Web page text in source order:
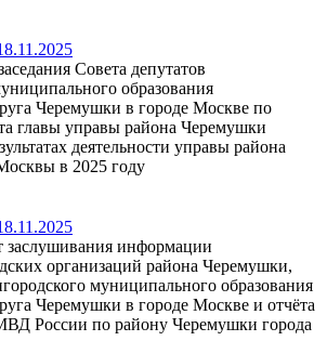
Совета депутатов
образования
Черемушки в городе Москве по
главы управы района Черемушки
деятельности управы района
в 2025 году
заслушивания информации
организаций района Черемушки,
муниципального образования
Черемушки в городе Москве и отчёта
России по району Черемушки города